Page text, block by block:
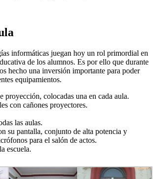
informáticas juegan hoy un rol primordial en
de los alumnos. Es por ello que durante
hecho una inversión importante para poder
equipamientos.
proyección, colocadas una en cada aula.
con cañones proyectores.
las aulas.
su pantalla, conjunto de alta potencia y
para el salón de actos.
escuela.